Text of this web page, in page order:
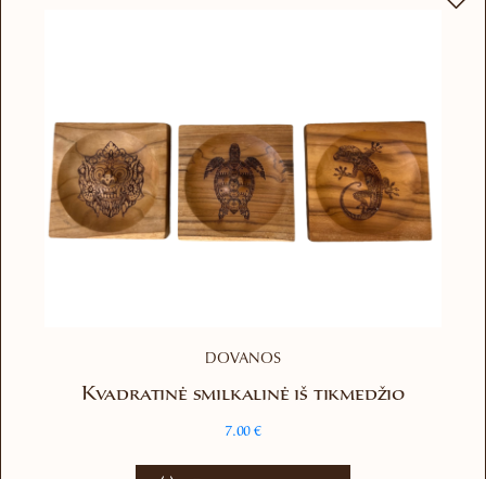
DOVANOS
Kvadratinė smilkalinė iš tikmedžio
7.00€
This